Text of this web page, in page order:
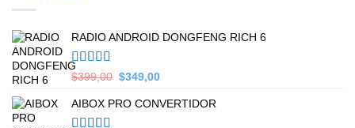
RADIO ANDROID DONGFENG RICH 6
Valorado en
$399,00 Original
was:
$349,00Current
is:
AIBOX PRO CONVERTIDOR